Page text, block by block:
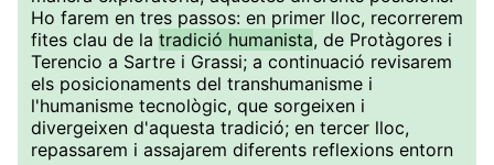
Ho farem en tres passos: en primer lloc, recorrerem
fites clau de la tradició humanista, de Protàgores i
Terencio a Sartre i Grassi; a continuació revisarem
els posicionaments del transhumanisme i
l'humanisme tecnològic, que sorgeixen i
divergeixen d'aquesta tradició; en tercer lloc,
repassarem i assajarem diferents reflexions entorn